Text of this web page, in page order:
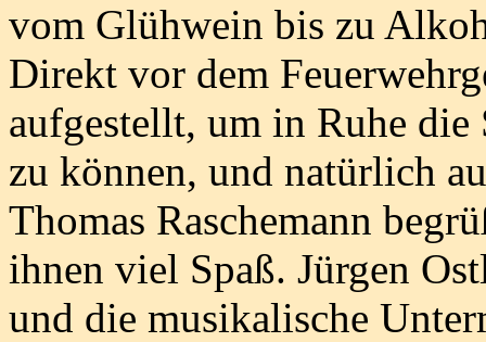
vom Glühwein bis zu
Direkt vor dem
aufgestellt, um in Ruhe die
zu können, und natürlich
Thomas Raschemann
ihnen viel Spaß. Jürgen
und die musikalische